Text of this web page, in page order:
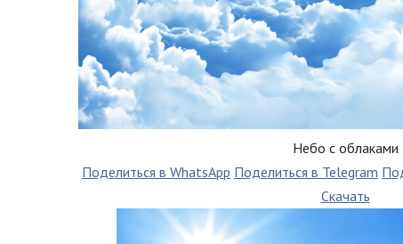
Небо с облаками
Поделиться в WhatsApp Поделиться в Telegram
Скачать